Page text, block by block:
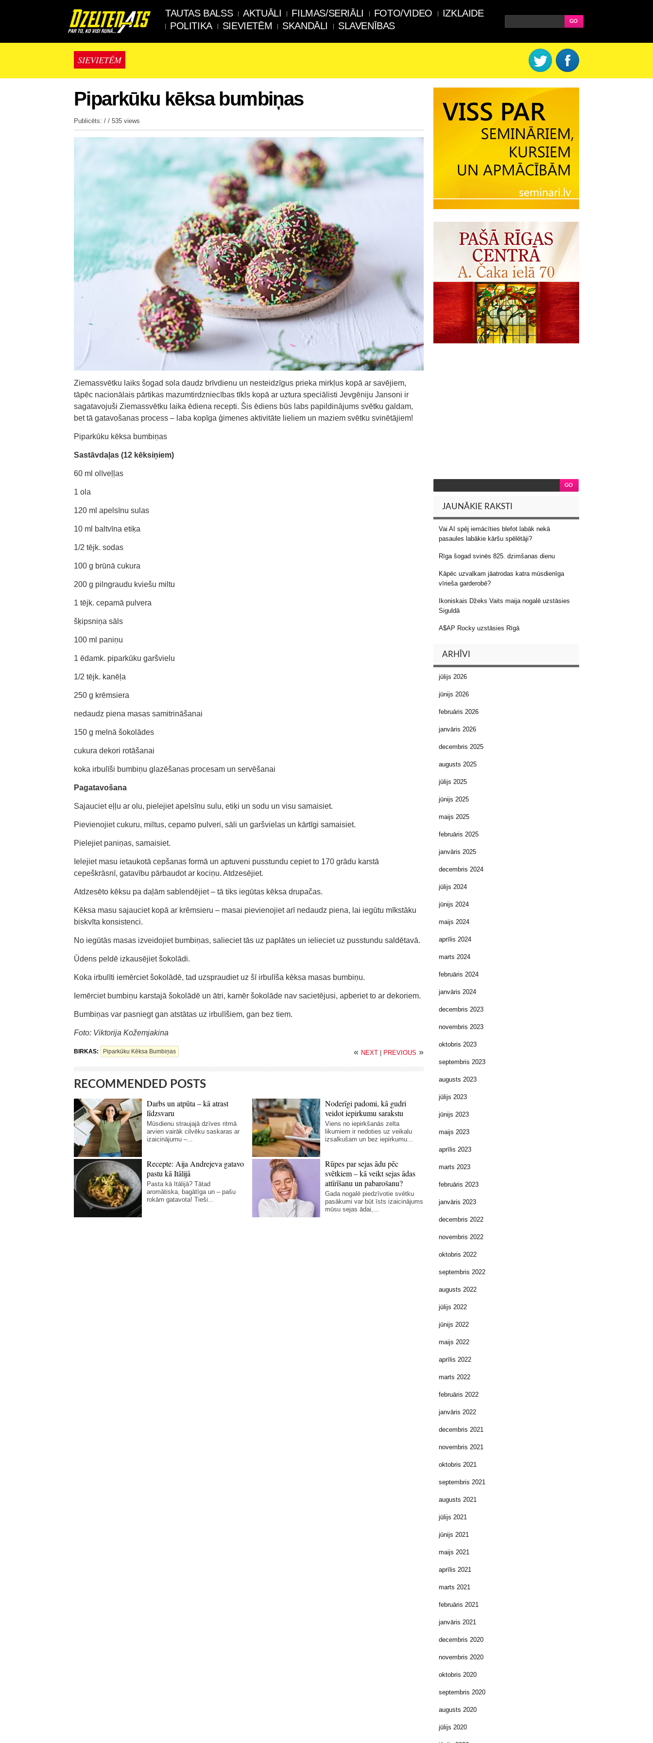
TAUTAS BALSS AKTUĀLI FILMAS/SERIĀLI FOTO/VIDEO
IZKLAIDE
POLITIKA
SIEVIETĒM SKANDĀLI SLAVENĪBAS
SIEVIETĒM
Piparkūku kēksa bumbiņas
Publicēts: / / 535 views
Ziemassvētku laiks šogad sola daudz brīvdienu un nesteidzīgus prieka mirkļus kopā ar savējiem,
tāpēc nacionālais pārtikas mazumtirdzniecības tīkls kopā ar uztura speciālisti Jevgēniju Jansoni ir
sagatavojuši Ziemassvētku laika ēdiena recepti. Šis ēdiens būs labs papildinājums svētku galdam,
bet tā gatavošanas process – laba kopīga ģimenes aktivitāte lieliem un maziem svētku svinētājiem!
Piparkūku kēksa bumbiņas
Sastāvdaļas (12 kēksiņiem)
60 ml olīveļļas
1 ola
120 ml apelsīnu sulas
10 ml baltvīna etiķa
1/2 tējk. sodas
100 g brūnā cukura
200 g pilngraudu kviešu miltu
1 tējk. cepamā pulvera
šķipsniņa sāls
100 ml paniņu
1 ēdamk. piparkūku garšvielu
1/2 tējk. kanēļa
250 g krēmsiera
nedaudz piena masas samitrināšanai
150 g melnā šokolādes
cukura dekori rotāšanai
koka irbulīši bumbiņu glazēšanas procesam un servēšanai
Pagatavošana
Sajauciet eļļu ar olu, pielejiet apelsīnu sulu, etiķi un sodu un visu samaisiet.
Pievienojiet cukuru, miltus, cepamo pulveri, sāli un garšvielas un kārtīgi samaisiet.
Pielejiet paniņas, samaisiet.
Ielejiet masu ietaukotā cepšanas formā un aptuveni pusstundu cepiet to 170 grādu karstā
cepeškrāsnī, gatavību pārbaudot ar kociņu. Atdzesējiet.
Atdzesēto kēksu pa daļām sablendējiet – tā tiks iegūtas kēksa drupačas.
Kēksa masu sajauciet kopā ar krēmsieru – masai pievienojiet arī nedaudz piena, lai iegūtu mīkstāku
biskvīta konsistenci.
No iegūtās masas izveidojiet bumbiņas, salieciet tās uz paplātes un ielieciet uz pusstundu saldētavā.
Ūdens peldē izkausējiet šokolādi.
Koka irbulīti iemērciet šokolādē, tad uzspraudiet uz šī irbulīša kēksa masas bumbiņu.
Iemērciet bumbiņu karstajā šokolādē un ātri, kamēr šokolāde nav sacietējusi, apberiet to ar dekoriem.
Bumbiņas var pasniegt gan atstātas uz irbulīšiem, gan bez tiem.
Foto: Viktorija Kožemjakina
BIRKAS: Piparkūku Kēksa Bumbiņas « NEXT PREVIOUS »
RECOMMENDED POSTS
Darbs un atpūta – kā atrast
līdzsvaru
Mūsdienu straujajā dzīves ritmā
arvien vairāk cilvēku saskaras ar
izaicinājumu –...
Noderīgi padomi, kā gudri
veidot iepirkumu sarakstu
Viens no iepirkšanās zelta
likumiem ir nedoties uz veikalu
izsalkušam un bez iepirkumu...
Recepte: Aija Andrejeva gatavo
pastu kā Itālijā
Pasta kā Itālijā? Tātad
aromātiska, bagātīga un – pašu
rokām gatavota! Tieši...
Rūpes par sejas ādu pēc
svētkiem – kā veikt sejas ādas
attīrīšanu un pabarošanu?
Gada nogalē piedzīvotie svētku
pasākumi var būt īsts izaicinājums
mūsu sejas ādai,...
JAUNĀKIE RAKSTI
Vai AI spēj iemācīties blefot labāk nekā
pasaules labākie kāršu spēlētāji?
Rīga šogad svinēs 825. dzimšanas dienu
Kāpēc uzvalkam jāatrodas katra mūsdienīga
vīrieša garderobē?
Ikoniskais Džeks Vaits maija nogalē uzstāsies
Siguldā
A$AP Rocky uzstāsies Rīgā
ARHĪVI
jūlijs 2026
jūnijs 2026
februāris 2026
janvāris 2026
decembris 2025
augusts 2025
jūlijs 2025
jūnijs 2025
maijs 2025
februāris 2025
janvāris 2025
decembris 2024
jūlijs 2024
jūnijs 2024
maijs 2024
aprīlis 2024
marts 2024
februāris 2024
janvāris 2024
decembris 2023
novembris 2023
oktobris 2023
septembris 2023
augusts 2023
jūlijs 2023
jūnijs 2023
maijs 2023
aprīlis 2023
marts 2023
februāris 2023
janvāris 2023
decembris 2022
novembris 2022
oktobris 2022
septembris 2022
augusts 2022
jūlijs 2022
jūnijs 2022
maijs 2022
aprīlis 2022
marts 2022
februāris 2022
janvāris 2022
decembris 2021
novembris 2021
oktobris 2021
septembris 2021
augusts 2021
jūlijs 2021
jūnijs 2021
maijs 2021
aprīlis 2021
marts 2021
februāris 2021
janvāris 2021
decembris 2020
novembris 2020
oktobris 2020
septembris 2020
augusts 2020
jūlijs 2020